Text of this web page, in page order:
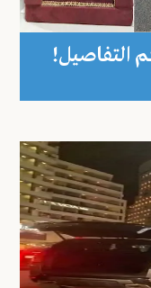
التفاصيل!